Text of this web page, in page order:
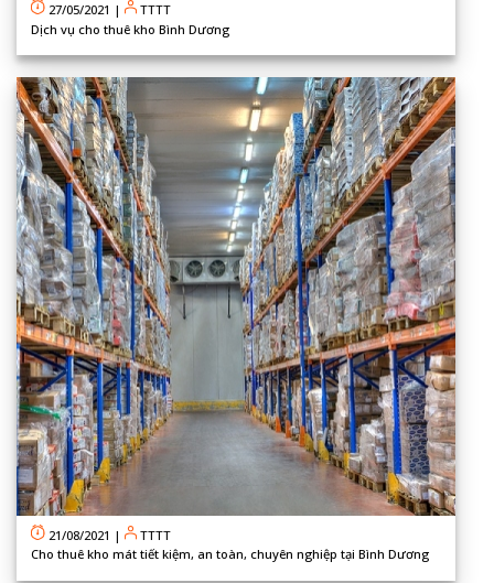
27/05/2021 |
TTTT
Dịch vụ cho thuê kho Bình Dương
21/08/2021 |
TTTT
Cho thuê kho mát tiết kiệm, an toàn, chuyên nghiệp tại Bình Dương